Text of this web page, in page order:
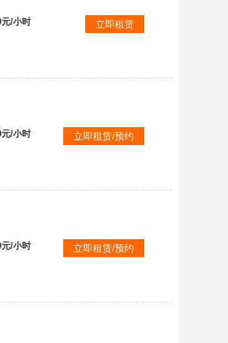
/小时 立即租赁
/小时 立即租赁/预约
/小时 立即租赁/预约